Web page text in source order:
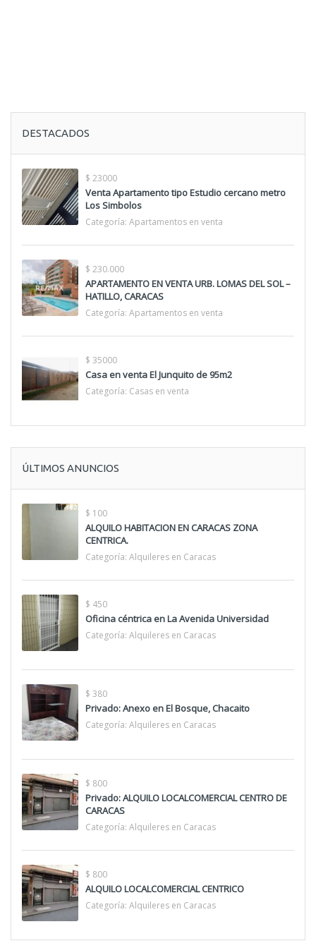
DESTACADOS
$ 23000
Venta Apartamento tipo Estudio cercano metro
Los Simbolos
Categoría: Apartamentos en venta
$ 230.000
APARTAMENTO EN VENTA URB. LOMAS DEL SOL –
HATILLO, CARACAS
Categoría: Apartamentos en venta
$ 35000
Casa en venta El Junquito de 95m2
Categoría: Casas en venta
ÚLTIMOS ANUNCIOS
$ 100
ALQUILO HABITACION EN CARACAS ZONA
CENTRICA.
Categoría: Alquileres en Caracas
$ 450
Oficina céntrica en La Avenida Universidad
Categoría: Alquileres en Caracas
$ 380
Privado: Anexo en El Bosque, Chacaito
Categoría: Alquileres en Caracas
$ 800
Privado: ALQUILO LOCALCOMERCIAL CENTRO DE
CARACAS
Categoría: Alquileres en Caracas
$ 800
ALQUILO LOCALCOMERCIAL CENTRICO
Categoría: Alquileres en Caracas